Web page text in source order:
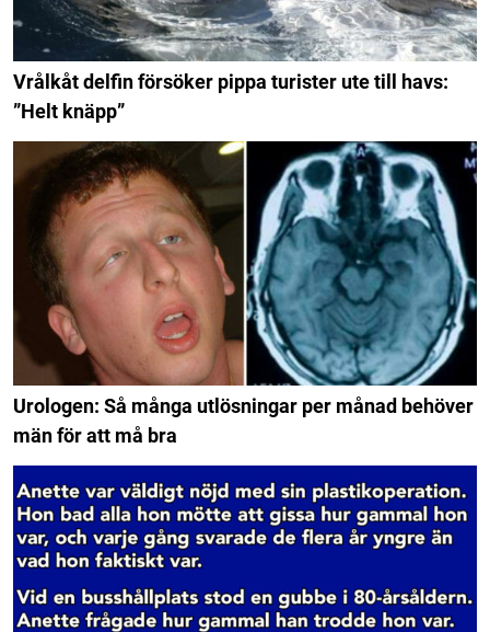
Vrålkåt delfin försöker pippa turister ute till havs:
”Helt knäpp”
Urologen: Så många utlösningar per månad behöver
män för att må bra